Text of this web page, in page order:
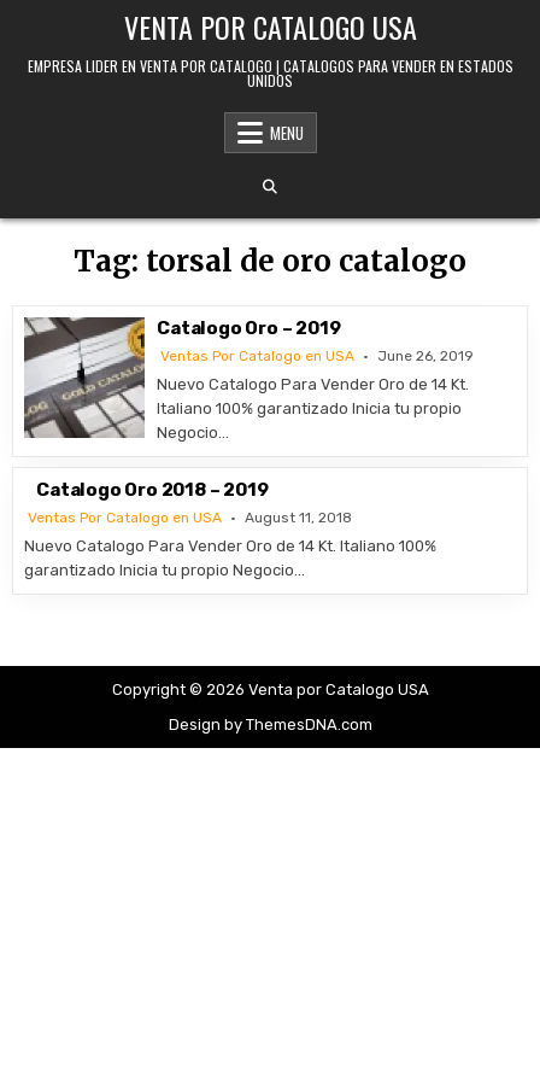
VENTA POR CATALOGO USA
EMPRESA LIDER EN VENTA POR CATALOGO | CATALOGOS PARA VENDER EN ESTADOS
UNIDOS
MENU
Tag: torsal de oro catalogo
Catalogo Oro – 2019
Ventas Por Catalogo en USA June 26, 2019
Nuevo Catalogo Para Vender Oro de 14 Kt.
Italiano 100% garantizado Inicia tu propio
Negocio…
Catalogo Oro 2018 – 2019
Ventas Por Catalogo en USA August 11, 2018
Nuevo Catalogo Para Vender Oro de 14 Kt. Italiano 100%
garantizado Inicia tu propio Negocio…
Copyright © 2026 Venta por Catalogo USA
Design by ThemesDNA.com